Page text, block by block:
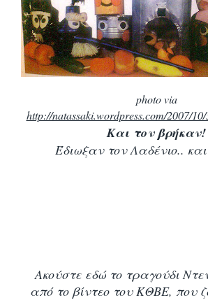
photo via
http://natassaki.wordpress.com/2007/
Και τον βρήκαν!
Έδιωξαν τον Λαδένιο..
Ακούστε εδώ το τραγούδι
από το βίντεο του ΚΘΒΕ, που